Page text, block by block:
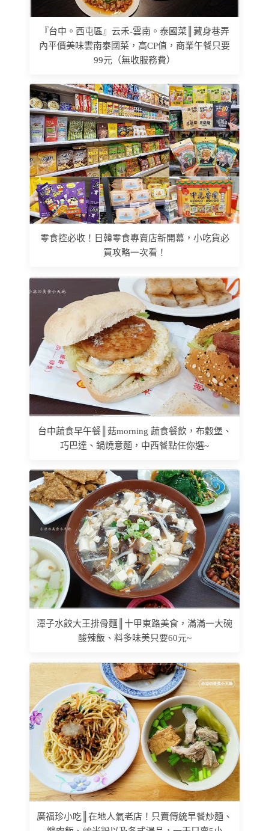
『台中。西屯區』云禾-雲南。泰國菜║藏身巷弄
內平價美味雲南泰國菜，高CP值，商業午餐只要
99元（無收服務費）
零食控必收！日韓零食專賣店新開幕，小吃貨必
買攻略一次看！
台中蔬食早午餐║菇morning 蔬食餐飲，布穀堡、
巧巴達、鍋燒意麵，中西餐點任你選~
潭子水餃大王排骨麵║十甲東路美食，滿滿一大碗
酸辣飯、料多味美只要60元~
廣福珍小吃║在地人氣老店！只賣傳統早餐炒麵、